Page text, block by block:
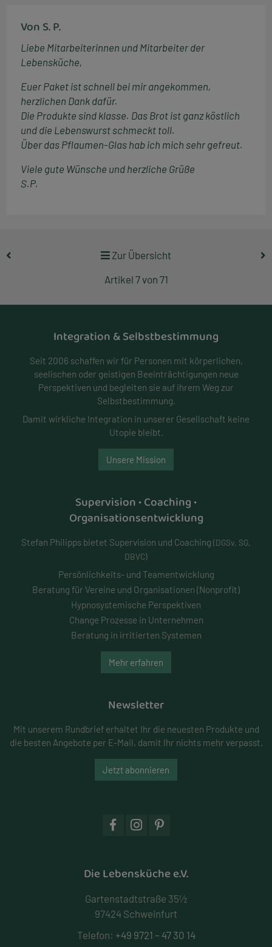
Von S. P.
Liebe Mitarbeiterinnen und Mitarbeiter der
Lebensküche,
Euer Paket ist schnell bei mir angekommen,
herzlichen Dank dafür.
Die Produkte sind klasse. Das Brot ist ganz köstlich
und die Lebenswurst schmeckt toll.
Über das Pflaumen-Glas hab ich mich sehr gefreut.
Viele gute Wünsche und herzliche Grüße
S.P.
Zur Übersicht
Artikel 7 von 71
Integration & Selbstbestimmung
Seit 2006 schaffen wir für Personen mit körperlichen,
seelischen oder geistigen Beeinträchtigungen neue
Perspektiven und begleiten sie auf ihrem Weg zur
Selbstbestimmung.
Damit wirkliche Integration in unserer Gesellschaft keine
Utopie bleibt.
Unsere Mission
Supervision • Coaching •
Organisationsentwicklung
Stefan Philipps bietet Supervision und Coaching (DGSv, SG,
DBVC)
Persönlichkeits- und Teamentwicklung
Beratung für Vereine und Organisationen (Nonprofit)
Hypnosystemische Perspektiven
Change Prozesse in Unternehmen
Beratung in irritierten Systemen
Mehr erfahren
Newsletter
Mit unserem Rundbrief erhaltet Ihr die neuesten Produkte und
die besten Angebote per E-Mail, damit Ihr nichts mehr verpasst.
Jetzt abonnieren
Die Lebensküche e.V.
Gartenstadtstraße 35½
97424 Schweinfurt
Telefon: +49 9721 – 47 30 14